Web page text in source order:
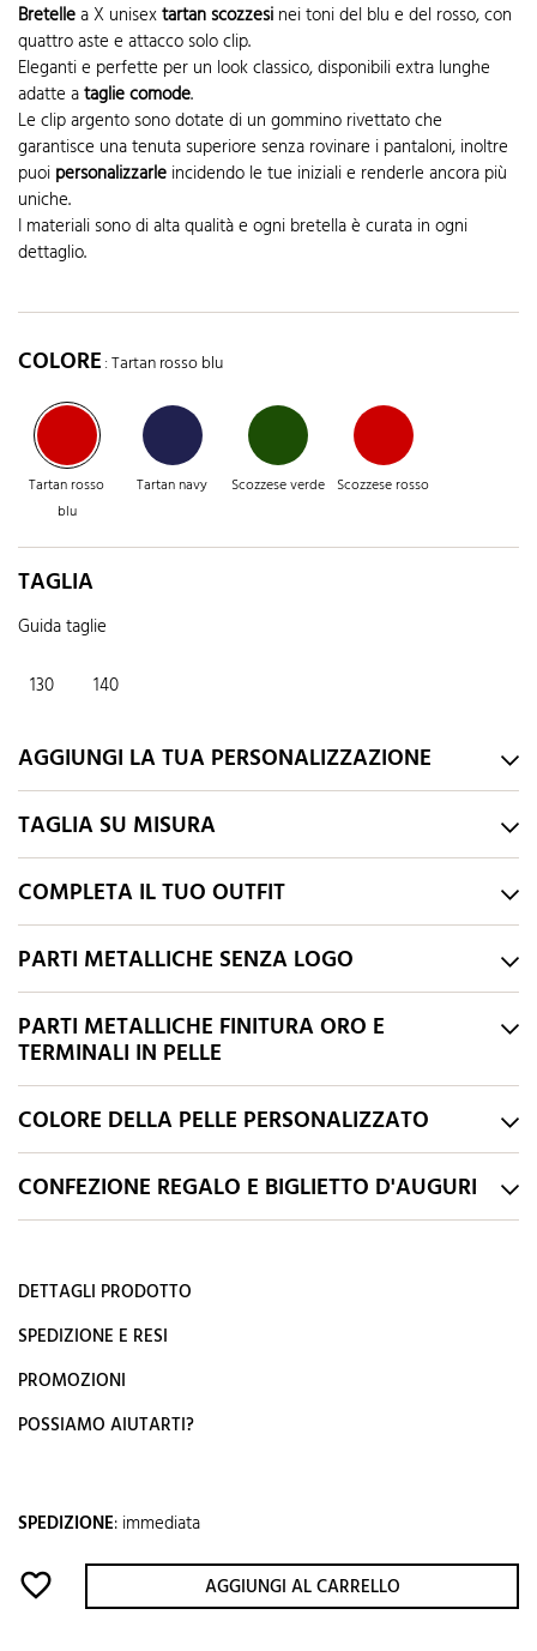
Bretellea X unisextartan scozzesi nei toni del blu e del rosso, con
quattro aste e attacco solo clip.
Eleganti e perfette per un look classico, disponibili extra lunghe
adatte ataglie comode.
Le clip argento sono dotate di un gommino rivettato che
garantisce una tenuta superiore senza rovinare i pantaloni, inoltre
puoi personalizzarle incidendo le tue iniziali e renderle ancora più
uniche.
I materiali sono di alta qualità e ogni bretella è curata in ogni
dettaglio.
COLORE: Tartan rosso blu
Tartan rosso
blu
Tartan navy Scozzese verde Scozzese rosso
TAGLIA
Guida taglie
130 140
AGGIUNGI LA TUA PERSONALIZZAZIONE
TAGLIA SU MISURA
COMPLETA IL TUO OUTFIT
PARTI METALLICHE SENZA LOGO
PARTI METALLICHE FINITURA ORO E
TERMINALI IN PELLE
COLORE DELLA PELLE PERSONALIZZATO
CONFEZIONE REGALO E BIGLIETTO D'AUGURI
DETTAGLI PRODOTTO
SPEDIZIONE E RESI
PROMOZIONI
POSSIAMO AIUTARTI?
SPEDIZIONE: immediata
favorite_border AGGIUNGI AL CARRELLO